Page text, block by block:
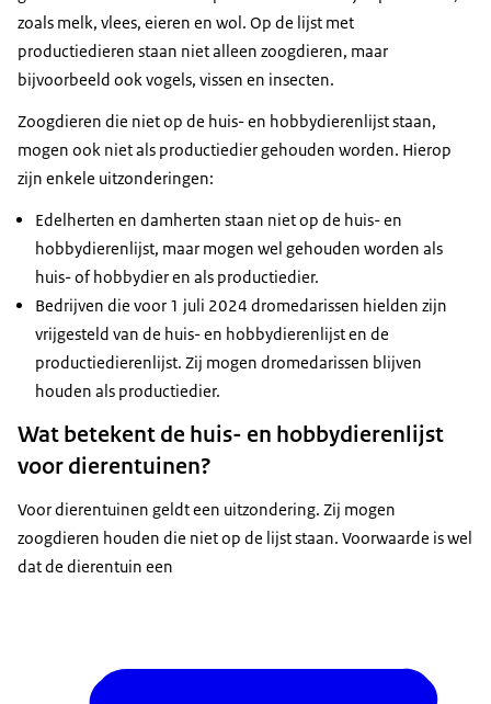
zoals melk, vlees, eieren en wol. Op de lijst met
productiedieren staan niet alleen zoogdieren, maar
bijvoorbeeld ook vogels, vissen en insecten.
Zoogdieren die niet op de huis- en hobbydierenlijst staan,
mogen ook niet als productiedier gehouden worden. Hierop
zijn enkele uitzonderingen:
Edelherten en damherten staan niet op de huis- en
hobbydierenlijst, maar mogen wel gehouden worden als
huis- of hobbydier en als productiedier.
Bedrijven die voor 1 juli 2024 dromedarissen hielden zijn
vrijgesteld van de huis- en hobbydierenlijst en de
productiedierenlijst. Zij mogen dromedarissen blijven
houden als productiedier.
Wat betekent de huis- en hobbydierenlijst
voor dierentuinen?
Voor dierentuinen geldt een uitzondering. Zij mogen
zoogdieren houden die niet op de lijst staan. Voorwaarde is wel
dat de dierentuin een